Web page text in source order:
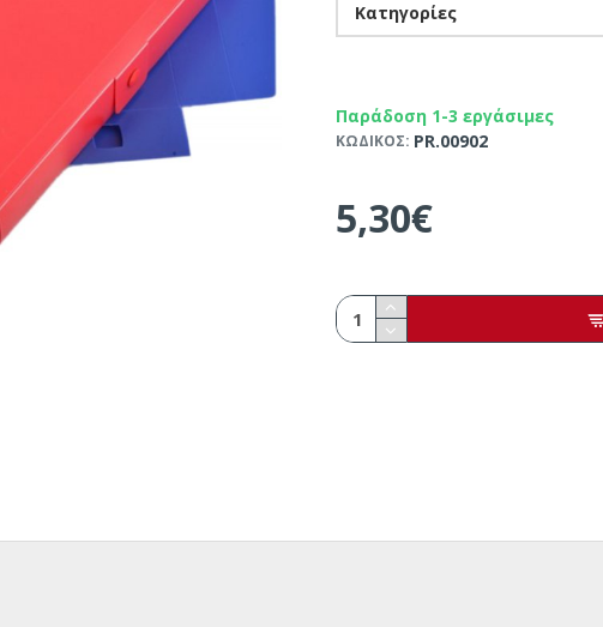
Κατηγορίες
5,30€
Παράδοση 1-3 εργάσιμες
ΚΩΔΙΚΟΣ: PR.00902